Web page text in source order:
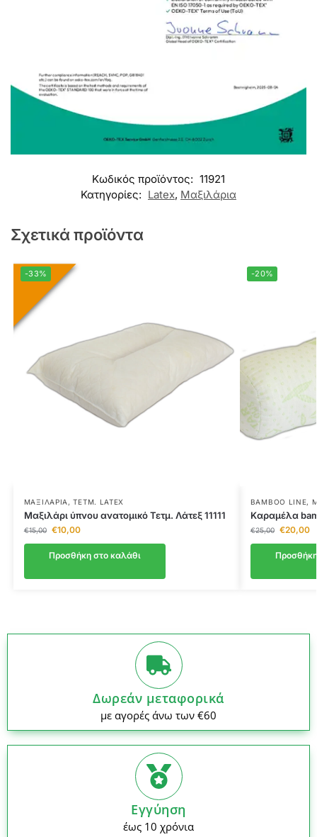
Κωδικός προϊόντος: 11921
Κατηγορίες: Latex, Μαξιλάρια
Σχετικά προϊόντα
-33%
ΜΑΞΙΛΆΡΙΑ ,ΤΕΤΜ. LATEX
Μαξιλάρι ύπνου ανατομικό Τετμ. Λάτεξ 11111
€15,00 €10,00
Προσθήκη στο καλάθι
-20%
BAMBOO LINE,
Kαραμέλα
€25,00 €20,00
Δωρεάν μεταφορικά
με αγορές άνω των €60
Εγγύηση
έως 10 χρόνια